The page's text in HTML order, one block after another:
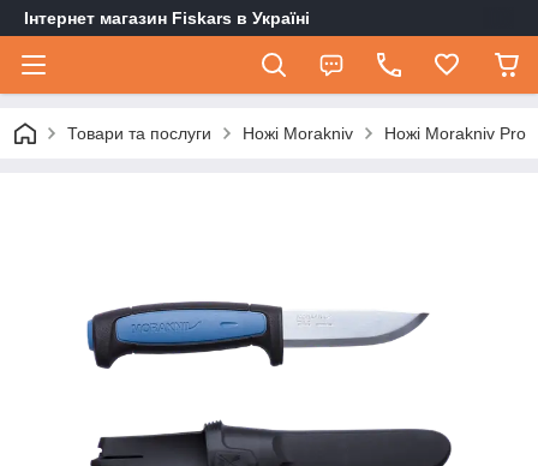
Інтернет магазин Fiskars в Україні
Товари та послуги Ножі Morakniv Ножі Morakniv Pro